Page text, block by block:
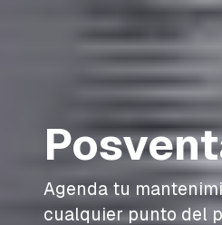
Agenda tu
cualquier punto del